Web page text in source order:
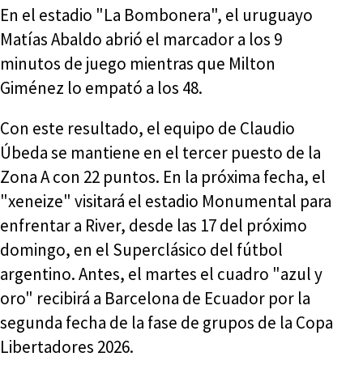
En el estadio "La Bombonera", el uruguayo
Matías Abaldo abrió el marcador a los 9
minutos de juego mientras que Milton
Giménez lo empató a los 48.
Con este resultado, el equipo de Claudio
Úbeda se mantiene en el tercer puesto de la
Zona A con 22 puntos. En la próxima fecha, el
"xeneize" visitará el estadio Monumental para
enfrentar a River, desde las 17 del próximo
domingo, en el Superclásico del fútbol
argentino. Antes, el martes el cuadro "azul y
oro" recibirá a Barcelona de Ecuador por la
segunda fecha de la fase de grupos de la Copa
Libertadores 2026.